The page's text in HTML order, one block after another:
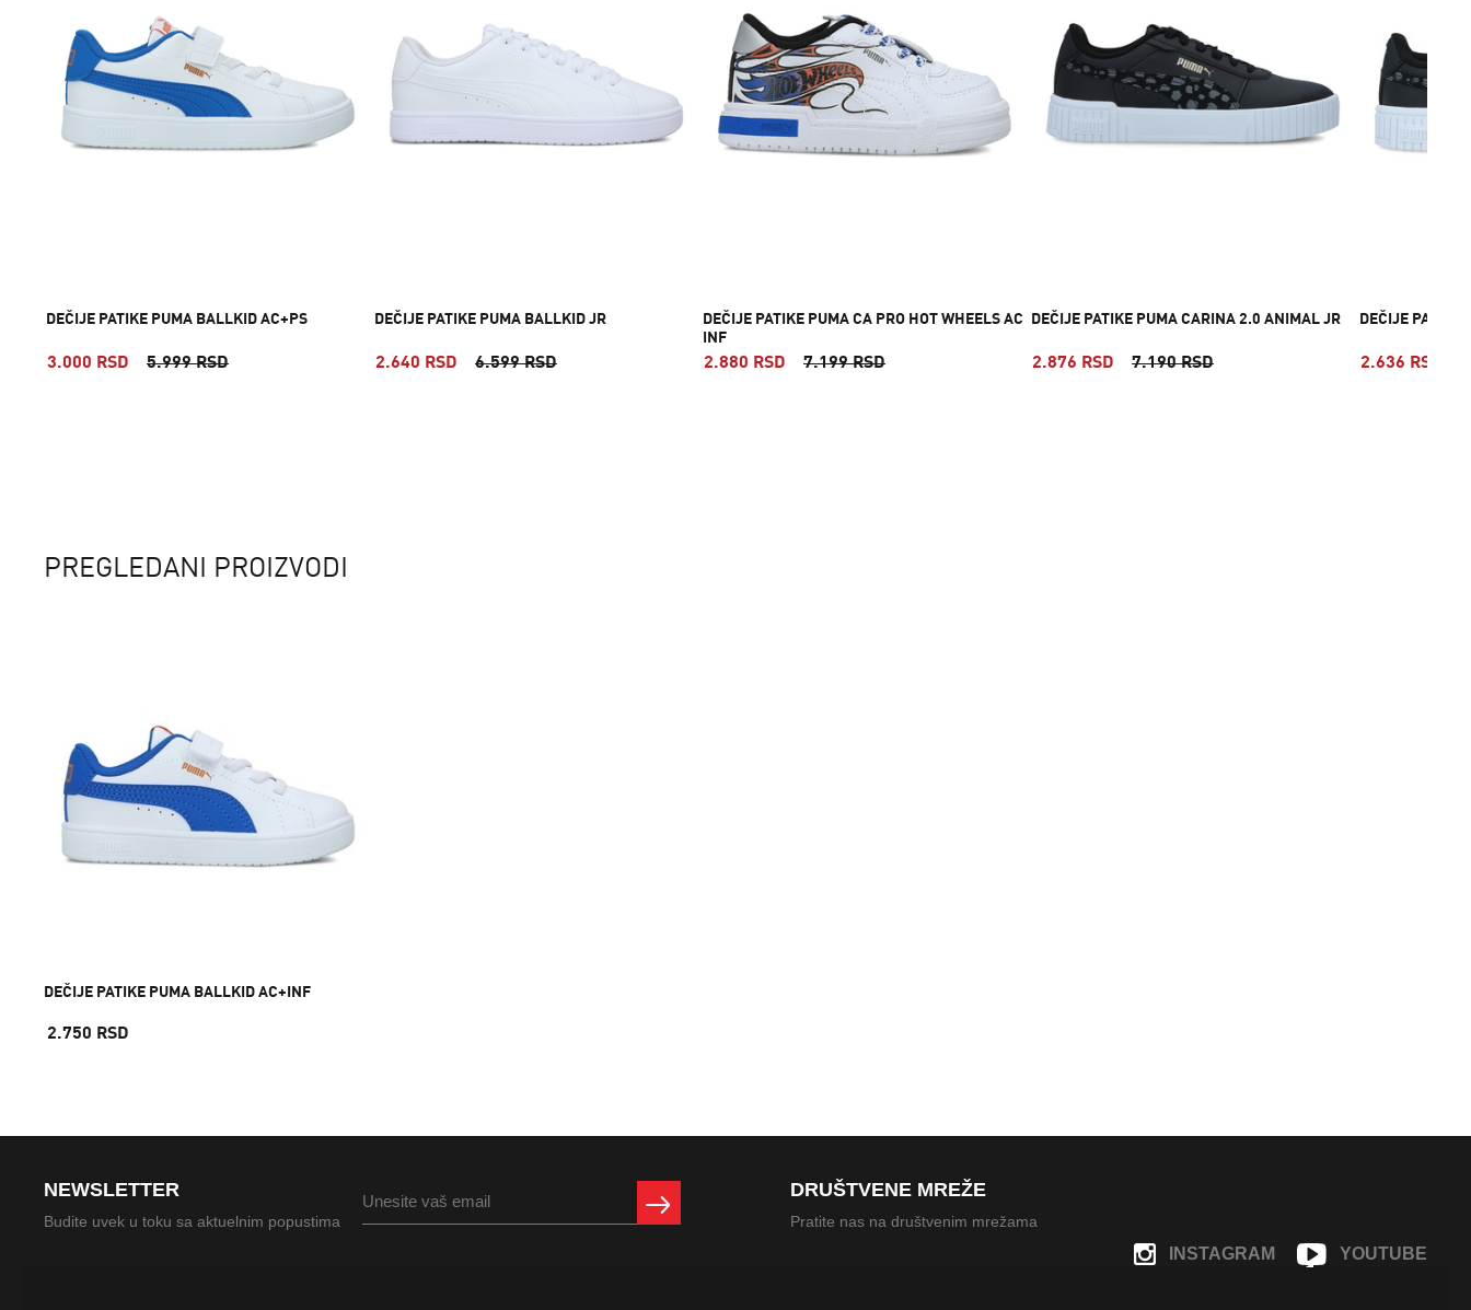
DEČIJE PATIKE PUMA BALLKID AC+PS
3.000 RSD 5.999 RSD
DEČIJE PATIKE PUMA BALLKID JR
2.640 RSD 6.599 RSD
DEČIJE PATIKE PUMA CA PRO HOT WHEELS AC
INF
2.880 RSD 7.199 RSD
DEČIJE PATIKE PUMA CARINA 2.0 ANIMAL JR
2.876 RSD 7.190 RSD
DEČIJE
2.636 RSD
PREGLEDANI PROIZVODI
DEČIJE PATIKE PUMA BALLKID AC+INF
2.750 RSD
NEWSLETTER
Budite uvek u toku sa aktuelnim popustima
DRUŠTVENE MREŽE
Pratite nas na društvenim mrežama
YOUTUBE
INSTAGRAM